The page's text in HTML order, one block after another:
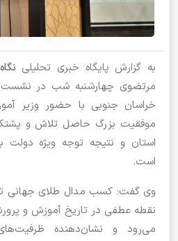
به گزارش پایگاه خبری تحلیلی
مرتضوی چهارشنبه شب در
خراسان جنوبی با حضور وزیر
موفقیت بزرگ حاصل تلاش و
استان و نتیجه توجه ویژه دولت
است.
وی گفت: کسب مدال طلای جهانی
نقطه عطفی در تاریخ آموزش و
می‌رود و نشان‌دهنده